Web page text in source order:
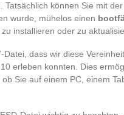
können Sie mit
wurde, mühelos einen
installieren oder zu
Datei, dass wir diese
erleben konnten. Dies
Sie auf einem PC, einem